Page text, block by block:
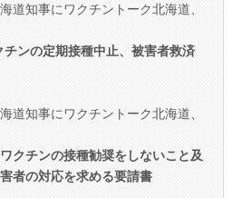
道知事にワクチントーク北海道、
チンの定期接種中止、被害者救済
道知事にワクチントーク北海道、
クチンの接種勧奨をしないこと及
者の対応を求める要請書